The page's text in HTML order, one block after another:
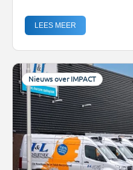
je als logistiek
handen: grip op je
IMPACTSinds de […]
LEES MEER
Nieuws over IMPACT